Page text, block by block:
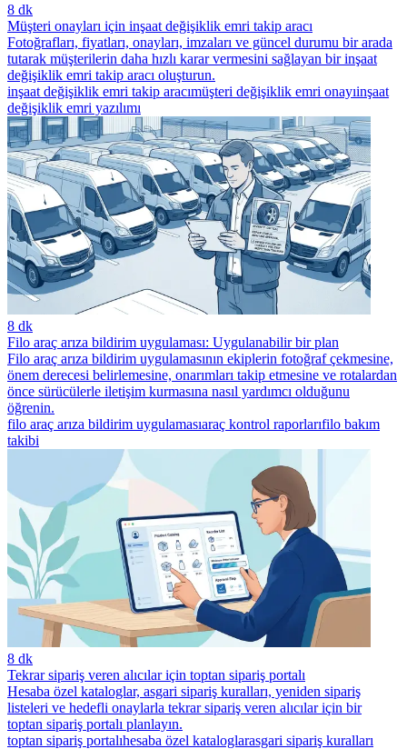
8 dk
Müşteri onayları için inşaat değişiklik emri takip aracı
Fotoğrafları, fiyatları, onayları, imzaları ve güncel durumu bir arada
tutarak müşterilerin daha hızlı karar vermesini sağlayan bir inşaat
değişiklik emri takip aracı oluşturun.
inşaat değişiklik emri takip aracımüşteri değişiklik emri onayıinşaat
değişiklik emri yazılımı
8 dk
Filo araç arıza bildirim uygulaması: Uygulanabilir bir plan
Filo araç arıza bildirim uygulamasının ekiplerin fotoğraf çekmesine,
önem derecesi belirlemesine, onarımları takip etmesine ve rotalardan
önce sürücülerle iletişim kurmasına nasıl yardımcı olduğunu
öğrenin.
filo araç arıza bildirim uygulamasıaraç kontrol raporlarıfilo bakım
takibi
8 dk
Tekrar sipariş veren alıcılar için toptan sipariş portalı
Hesaba özel kataloglar, asgari sipariş kuralları, yeniden sipariş
listeleri ve hedefli onaylarla tekrar sipariş veren alıcılar için bir
toptan sipariş portalı planlayın.
toptan sipariş portalıhesaba özel kataloglarasgari sipariş kuralları